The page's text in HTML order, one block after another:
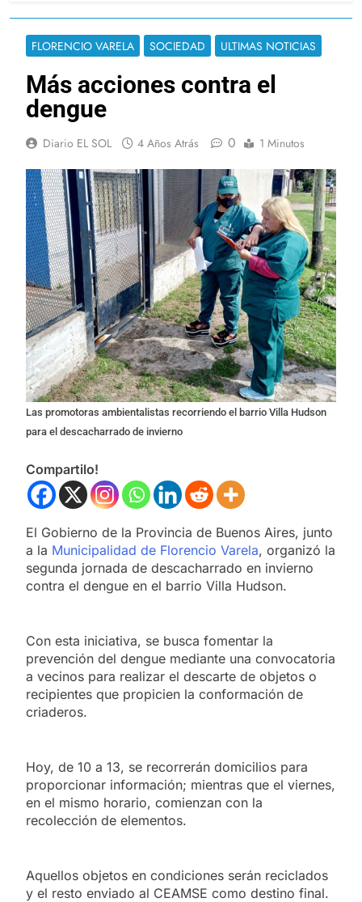
FLORENCIO VARELA SOCIEDAD ULTIMAS NOTICIAS
Más acciones contra el
dengue
Diario EL SOL 4 Años Atrás 0 1 Minutos
Las promotoras ambientalistas recorriendo el barrio Villa Hudson
para el descacharrado de invierno
Compartilo!
El Gobierno de la Provincia de Buenos Aires, junto
a la Municipalidad de Florencio Varela, organizó la
segunda jornada de descacharrado en invierno
contra el dengue en el barrio Villa Hudson.
Con esta iniciativa, se busca fomentar la
prevención del dengue mediante una convocatoria
a vecinos para realizar el descarte de objetos o
recipientes que propicien la conformación de
criaderos.
Hoy, de 10 a 13, se recorrerán domicilios para
proporcionar información; mientras que el viernes,
en el mismo horario, comienzan con la
recolección de elementos.
Aquellos objetos en condiciones serán reciclados
y el resto enviado al CEAMSE como destino final.